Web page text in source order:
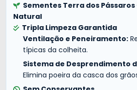
Sementes Terra dos
Natural
Tripla Limpeza Garantida
Ventilação e Peneiramento:
típicas da colheita.
Sistema de Desprendimento
Elimina poeira da casca dos